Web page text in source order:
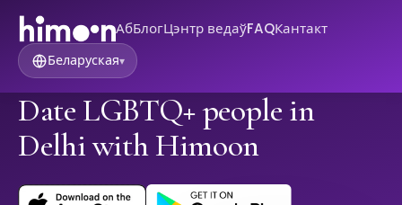
АбБлогЦэнтр ведаўFAQКантакт
Беларуская▾
Date LGBTQ+ people in
Delhi with Himoon